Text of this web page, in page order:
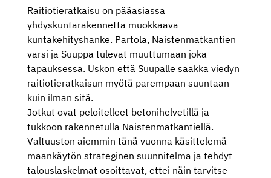
Raitiotieratkaisu on pääasiassa
yhdyskuntarakennetta muokkaava
kuntakehityshanke. Partola, Naistenmatkantien
varsi ja Suuppa tulevat muuttumaan joka
tapauksessa. Uskon että Suupalle saakka viedyn
raitiotieratkaisun myötä parempaan suuntaan
kuin ilman sitä.
Jotkut ovat peloitelleet betonihelvetillä ja
tukkoon rakennetulla Naistenmatkantiellä.
Valtuuston aiemmin tänä vuonna käsittelemä
maankäytön strateginen suunnitelma ja tehdyt
talouslaskelmat osoittavat, ettei näin tarvitse